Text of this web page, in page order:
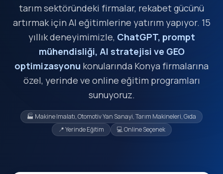
tarım sektöründeki firmalar, rekabet gücünü
artırmak için AI eğitimlerine yatırım yapıyor. 15
yıllık deneyimimizle, ChatGPT, prompt
mühendisliği, AI stratejisi ve GEO
optimizasyonu konularında Konya firmalarına
özel, yerinde ve online eğitim programları
sunuyoruz.
🏭 Makine Imalatı, Otomotiv Yan Sanayi, Tarım Makineleri, Gıda
📍 Yerinde Eğitim
💻 Online Seçenek